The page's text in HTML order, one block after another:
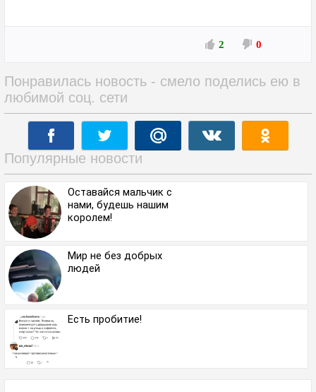
2 0
Понравилась новость - смело поделись ею в
любимой соц. сети
Популярные новости
Оставайся мальчик с
нами, будешь нашим
королем!
Мир не без добрых
людей
Есть пробитие!